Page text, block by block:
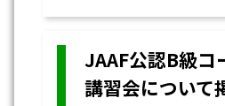
JAAF公認B級コ
講習会について